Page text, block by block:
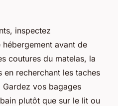
inspectez
avant de
coutures du matelas, la
recherchant les taches
vos bagages
plutôt que sur le lit ou